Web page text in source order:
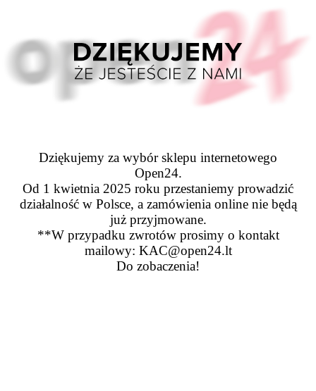
Dziękujemy za wybór sklepu internetowego
Open24.
Od 1 kwietnia 2025 roku przestaniemy prowadzić
działalność w Polsce, a zamówienia online nie będą
już przyjmowane.
**W przypadku zwrotów prosimy o kontakt
mailowy: KAC@open24.lt
Do zobaczenia!